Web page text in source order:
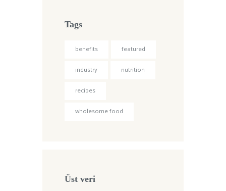
Tags
benefits
featured
industry
nutrition
recipes
wholesome food
Üst veri